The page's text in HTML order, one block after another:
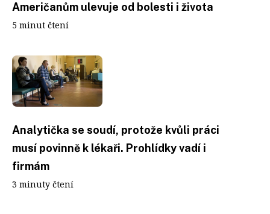
Američanům ulevuje od bolesti i života
5 minut čtení
Analytička se soudí, protože kvůli práci
musí povinně k lékaři. Prohlídky vadí i
firmám
3 minuty čtení